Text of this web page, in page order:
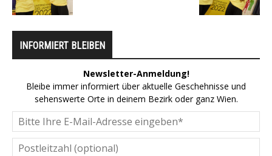
INFORMIERT BLEIBEN
Newsletter-Anmeldung!
Bleibe immer informiert über aktuelle Geschehnisse und
sehenswerte Orte in deinem Bezirk oder ganz Wien.